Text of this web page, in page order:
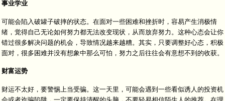
事业学业
可能会陷入破罐子破摔的状态。在面对一些困难和挫折时，容易产生消极情
绪，觉得自己无论如何努力都无法改变现状，从而放弃努力。这种心态会让你
错过很多解决问题的机会，导致情况越来越糟。其实，只要调整好心态，积极
面对，很多困难并没有想象中那么可怕，努力之后往往会有意想不到的收获。
财富运势
财运不太好，要警惕上当受骗。这一天里，可能会遇到一些看似诱人的投资机